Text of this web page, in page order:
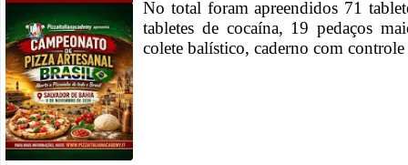
No total foram apreendidos 71
tabletes de cocaína, 19 pedaços
colete balístico, caderno com